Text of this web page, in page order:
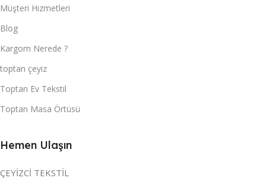
Müşteri Hizmetleri
Blog
Kargom Nerede ?
toptan çeyiz
Toptan Ev Tekstil
Toptan Masa Örtüsü
Hemen Ulaşın
ÇEYİZCİ TEKSTİL